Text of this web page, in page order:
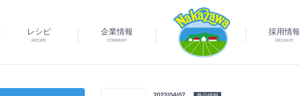
レシピ
RECIPE
企業情報
COMPANY
採用情報
RECRUIT